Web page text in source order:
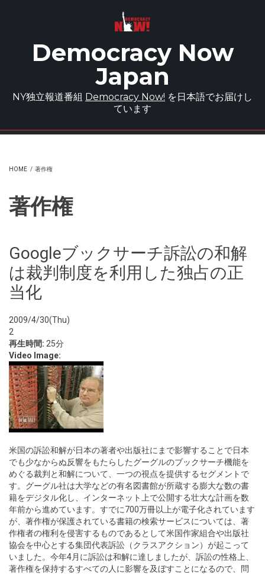
Democracy Now
Japan
NY独立報道番組 Democracy Now! を日本語でお届けし
ています
HOME / 著作権
著作権
Googleブックサーチ訴訟の和解
は裁判制度を利用した独占の正
当化
2009/4/30(Thu)
2
再生時間: 25分
Video Image:
米国の訴訟和解が日本の著者や出版社にまで影響することで日本
でも少なからぬ反響をもたらしたグーグルのブックサーチ機能を
めぐる裁判と和解について、一つの視点を提供するセグメントで
す。グーグル社は大学などの有名図書館が所蔵する膨大な数の書
籍をデジタル化し、インターネット上で公開する壮大な計画を数
年前から進めています。すでに700万冊以上が電子化されています
が、著作権が保護されている書籍の検索サービスについては、著
作権者の権利を侵害するものであるとして米国作家組合や出版社
協会を中心とする集団代表訴訟（クラスアクション）が起こって
いました。今年4月に訴訟は和解に達しましたが、訴訟の性格上、
著作権を保持するすべての人に影響を及ぼすことになるので、問